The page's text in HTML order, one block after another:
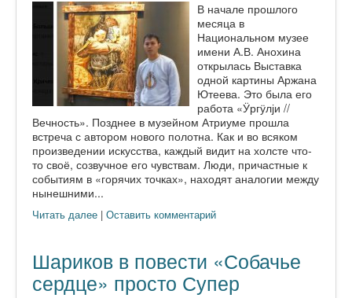
В начале прошлого
месяца в
Национальном музее
имени А.В. Анохина
открылась Выставка
одной картины Аржана
Ютеева. Это была его
работа «Ӱргӱлји //
Вечность». Позднее в музейном Атриуме прошла
встреча с автором нового полотна. Как и во всяком
произведении искусства, каждый видит на холсте что-
то своё, созвучное его чувствам. Люди, причастные к
событиям в «горячих точках», находят аналогии между
нынешними...
Читать далее | Оставить комментарий
Шариков в повести «Собачье
сердце» просто Супер